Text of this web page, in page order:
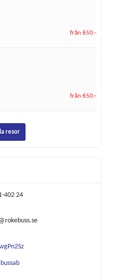
från 650:-
från 650:-
resor
402 24